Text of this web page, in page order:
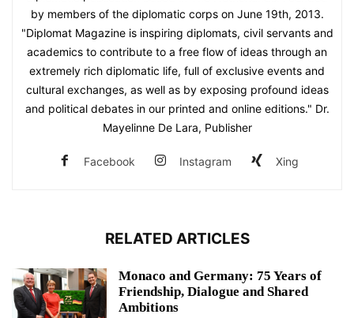
by members of the diplomatic corps on June 19th, 2013.
"Diplomat Magazine is inspiring diplomats, civil servants and
academics to contribute to a free flow of ideas through an
extremely rich diplomatic life, full of exclusive events and
cultural exchanges, as well as by exposing profound ideas
and political debates in our printed and online editions." Dr.
Mayelinne De Lara, Publisher
Facebook Instagram Xing
RELATED ARTICLES
Monaco and Germany: 75 Years of
Friendship, Dialogue and Shared
Ambitions